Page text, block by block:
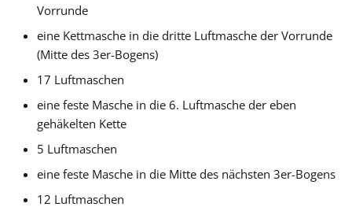
Vorrunde
eine Kettmasche in die dritte Luftmasche der Vorrunde
(Mitte des 3er-Bogens)
17 Luftmaschen
eine feste Masche in die 6. Luftmasche der eben
gehäkelten Kette
5 Luftmaschen
eine feste Masche in die Mitte des nächsten 3er-Bogens
12 Luftmaschen